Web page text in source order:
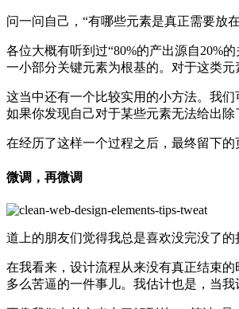
问一问自己，“有哪些元素是真正需要放
各位大概有听到过“80%的产出源自20%
一小部分关键元素为根基的。对于这类
这当中还有一个比较实用的小方法。我
如果你发现自己对于某些元素无法给出
在经历了这样一个过程之后，最终留下
微调，再微调
道上的朋友们觉得我总是喜欢没完没了
在我看来，设计流程从来没有真正结束
多么苦逼的一件事儿。我估计也是，当